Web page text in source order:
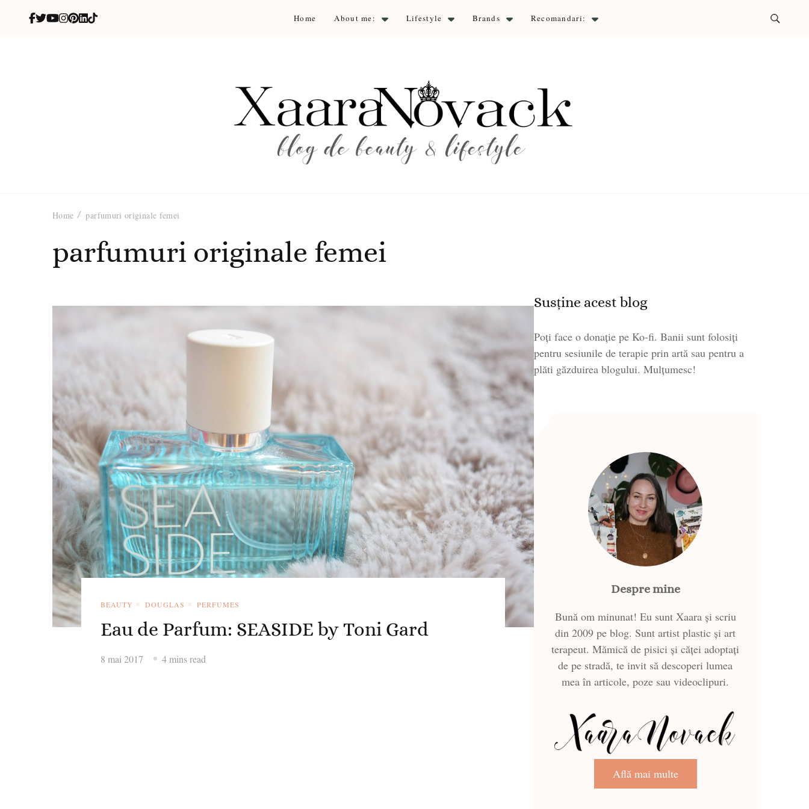
Home About me: Lifestyle Brands Recomandari:
Home parfumuri originale femei
parfumuri originale femei
BEAUTY DOUGLAS PERFUMES
Eau de Parfum: SEASIDE by Toni Gard
8 mai 2017 4 mins read
Susține acest blog
Poți face o donație pe Ko-fi. Banii sunt folosiți
pentru sesiunile de terapie prin artă sau pentru a
plăti găzduirea blogului. Mulțumesc!
Despre mine
Bună om minunat! Eu sunt Xaara și scriu
din 2009 pe blog. Sunt artist plastic și art
terapeut. Mămică de pisici și căței adoptați
de pe stradă, te invit să descoperi lumea
mea în articole, poze sau videoclipuri.
Află mai multe